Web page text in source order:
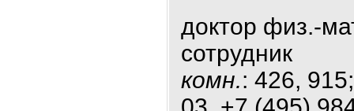
доктор физ.-
сотрудник
комн.: 426,